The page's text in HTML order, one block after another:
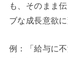
も、そのまま
ブな成長意欲
例：「給与に